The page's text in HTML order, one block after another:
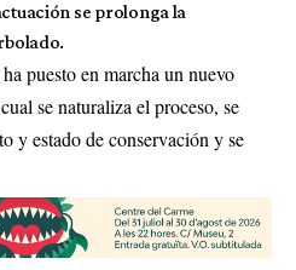
se prolonga la
puesto en marcha un nuevo
se naturaliza el proceso, se
y estado de conservación y se